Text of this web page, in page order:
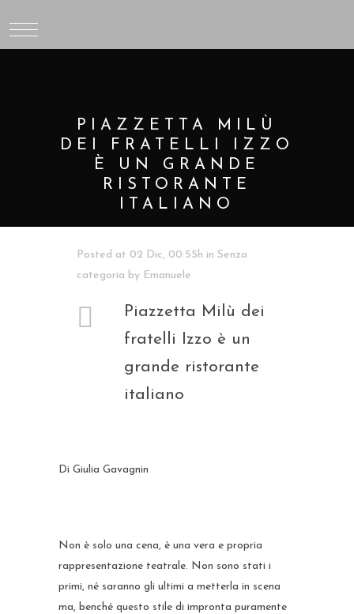
PIAZZETTA MILÙ
DEI FRATELLI IZZO
È UN GRANDE
RISTORANTE
ITALIANO
Posted at 02 Dic, 00:55h in Senza
categoria by Emanuele
Piazzetta Milù dei
fratelli Izzo è un
grande ristorante
italiano
Di Giulia Gavagnin
Non è solo una cena, è una vera e propria
rappresentazione teatrale. Non sono stati i
primi, né saranno gli ultimi a metterla in scena
ma, benché questo stile di impronta puramente